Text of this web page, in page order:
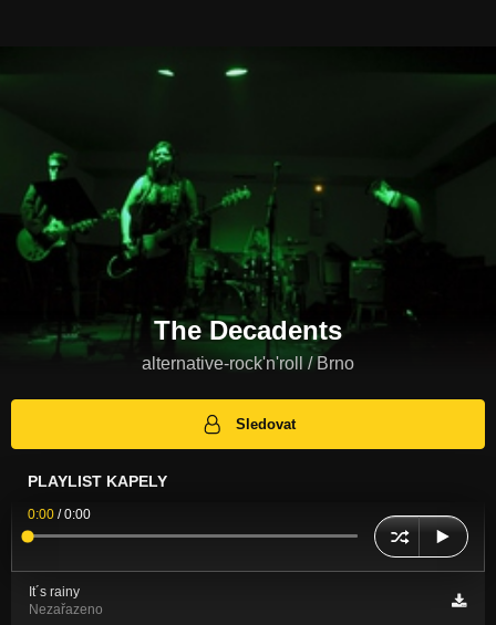
The Decadents
alternative-rock'n'roll / Brno
Sledovat
PLAYLIST KAPELY
0:00 /0:00
It´s rainy
Nezařazeno